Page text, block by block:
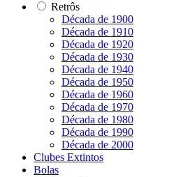
Retrôs
Década de 1900
Década de 1910
Década de 1920
Década de 1930
Década de 1940
Década de 1950
Década de 1960
Década de 1970
Década de 1980
Década de 1990
Década de 2000
Clubes Extintos
Bolas